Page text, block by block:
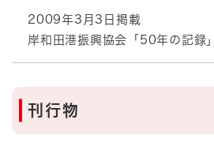
2009年3月3日掲載
岸和田港振興協会「50年の記録」
刊行物